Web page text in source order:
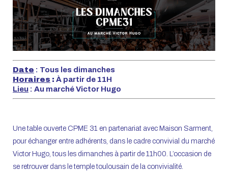
Date : Tous les dimanches
Horaires : À partir de 11H
Lieu : Au marché Victor Hugo
Une table ouverte CPME 31 en partenariat avec Maison Sarment,
pour échanger entre adhérents, dans le cadre convivial du marché
Victor Hugo, tous les dimanches à partir de 11h00. L’occasion de
se retrouver dans le temple toulousain de la convivialité.